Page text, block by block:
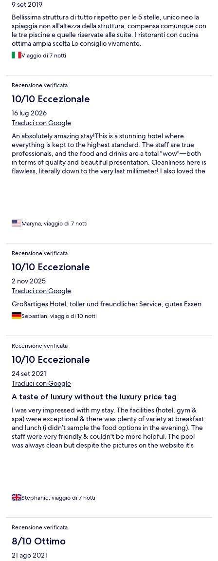
9 set 2019
Bellissima struttura di tutto rispetto per le 5 stelle, unico neo la
spiaggia non all'altezza della struttura, compensa comunque con
le tre piscine e quelle riservate alle suite. I ristoranti con cucina
ottima ampia scelta Lo consiglio vivamente.
Viaggio di 7 notti
Recensione verificata
10/10 Eccezionale
16 lug 2026
Traduci con Google
​An absolutely amazing stay! ​This is a stunning hotel where
everything is kept to the highest standard. The staff are true
professionals, and the food and drinks are a total "wow"—both
in terms of quality and beautiful presentation. Cleanliness here is
flawless, literally down to the very last millimeter! I also loved the
Maryna, viaggio di 7 notti
Recensione verificata
10/10 Eccezionale
2 nov 2025
Traduci con Google
Großartiges Hotel, toller und freundlicher Service, gutes Essen
Sebastian, viaggio di 10 notti
Recensione verificata
10/10 Eccezionale
24 set 2021
Traduci con Google
A taste of luxury without the luxury price tag
I was very impressed with my stay. The facilities (hotel, gym &
spa) were exceptional & there was plenty of variety at breakfast
and lunch (i didn’t sample the food options in the evening). The
staff were very friendly & couldn't be more helpful. The pool
was always clean but despite the pictures on the website it's
for the a la carte restaurant within the hotel called Elia. The 6
some of the best food I have ever eaten so you must visit there if
you stay. Very luxurious, well worth the money.
Stephanie, viaggio di 7 notti
Recensione verificata
8/10 Ottimo
21 ago 2021